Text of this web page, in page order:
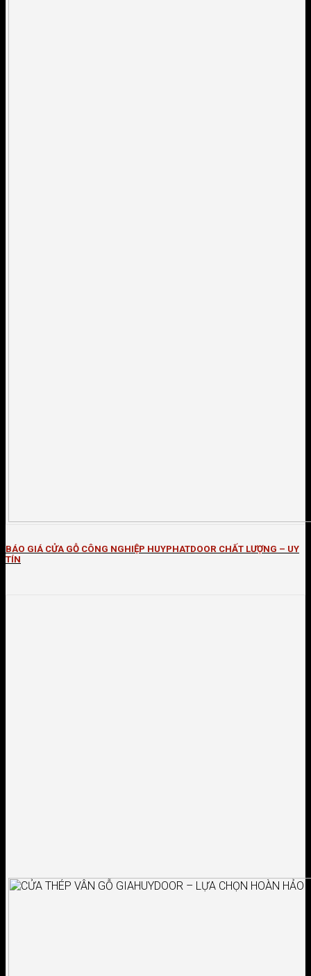
BÁO GIÁ CỬA GỖ CÔNG NGHIỆP HUYPHATDOOR CHẤT LƯỢNG – UY
TÍN